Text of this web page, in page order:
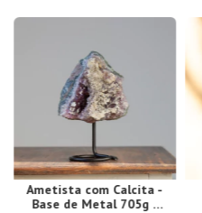
Ametista com Calcita -
Base de Metal 705g -